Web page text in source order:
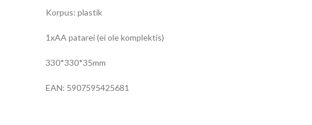
Korpus: plastik
1xAA patarei (ei ole komplektis)
330*330*35mm
EAN: 5907595425681